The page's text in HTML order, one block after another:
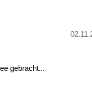
gebracht...